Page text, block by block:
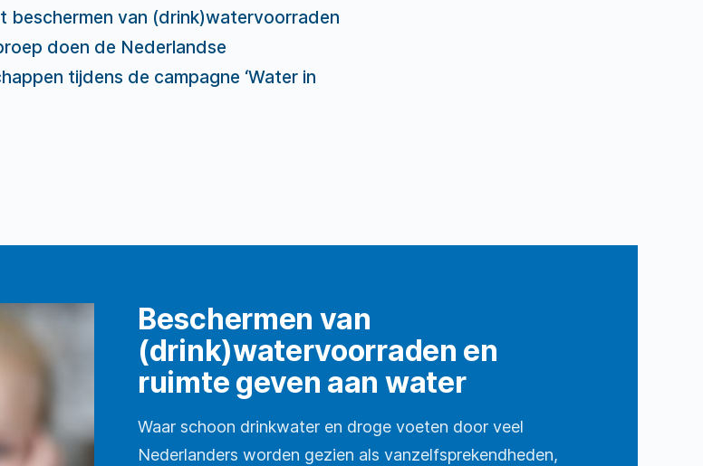
beschermen van (drink)watervoorraden
doen de Nederlandse
tijdens de campagne ‘Water in
Beschermen van
(drink)watervoorraden en
ruimte geven aan water
Waar schoon drinkwater en droge voeten door veel
Nederlanders worden gezien als vanzelfsprekendheden,